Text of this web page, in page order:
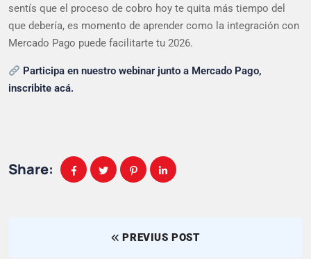
sentís que el proceso de cobro hoy te quita más tiempo del
que debería, es momento de aprender como la integración con
Mercado Pago puede facilitarte tu 2026.
Participa en nuestro webinar junto a Mercado Pago,
inscribite acá.
Share:
PREVIUS POST